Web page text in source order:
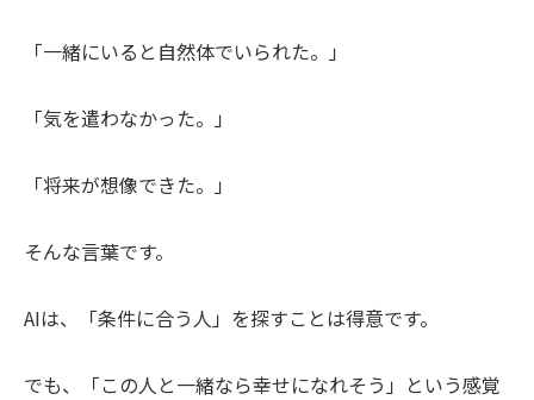
「一緒にいると自然体でいられた。」
「気を遣わなかった。」
「将来が想像できた。」
そんな言葉です。
AIは、「条件に合う人」を探すことは得意です。
でも、「この人と一緒なら幸せになれそう」という感覚